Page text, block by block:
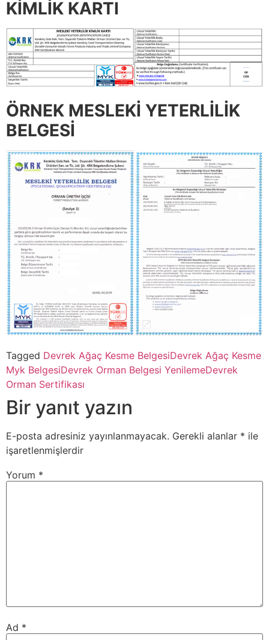
KİMLİK KARTI
ÖRNEK MESLEKİ YETERLİLİK
BELGESİ
Tagged Devrek Ağaç Kesme BelgesiDevrek Ağaç Kesme
Myk BelgesiDevrek Orman Belgesi YenilemeDevrek
Orman Sertifikası
Bir yanıt yazın
E-posta adresiniz yayınlanmayacak. Gerekli alanlar * ile
işaretlenmişlerdir
Yorum *
Ad *